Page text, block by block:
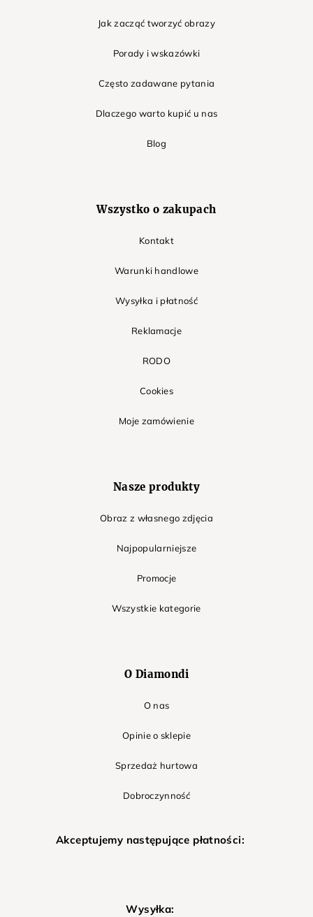
Jak zacząć tworzyć obrazy
Porady i wskazówki
Często zadawane pytania
Dlaczego warto kupić u nas
Blog
Wszystko o zakupach
Kontakt
Warunki handlowe
Wysyłka i płatność
Reklamacje
RODO
Cookies
Moje zamówienie
Nasze produkty
Obraz z własnego zdjęcia
Najpopularniejsze
Promocje
Wszystkie kategorie
O Diamondi
O nas
Opinie o sklepie
Sprzedaż hurtowa
Dobroczynność
Akceptujemy następujące płatności:
Wysyłka: